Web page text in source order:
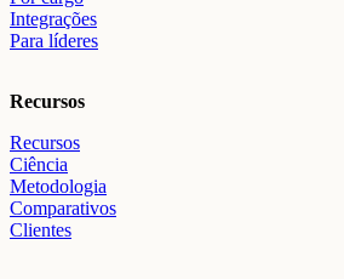
Integrações
Para líderes
Recursos
Recursos
Ciência
Metodologia
Comparativos
Clientes